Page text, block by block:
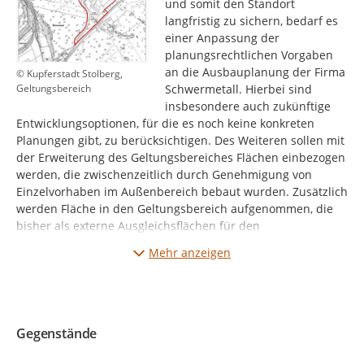
© Kupferstadt Stolberg,
Geltungsbereich
und somit den Standort
langfristig zu sichern, bedarf es
einer Anpassung der
planungsrechtlichen Vorgaben
an die Ausbauplanung der Firma
Schwermetall. Hierbei sind
insbesondere auch zukünftige
Entwicklungsoptionen, für die es noch keine konkreten
Planungen gibt, zu berücksichtigen. Des Weiteren sollen mit
der Erweiterung des Geltungsbereiches Flächen einbezogen
werden, die zwischenzeitlich durch Genehmigung von
Einzelvorhaben im Außenbereich bebaut wurden. Zusätzlich
werden Fläche in den Geltungsbereich aufgenommen, die
bisher als externe Ausgleichsflächen für den
Ausgleichsmaßnahmen für die 1. Änderung aufnehmen
Mehr anzeigen
Gegenstände